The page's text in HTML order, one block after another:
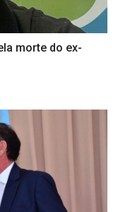
morte do ex-